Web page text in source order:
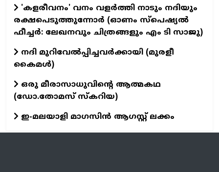
'കളരീവനം' വനം വളര്‍ത്തി നാടും നദിയും
രക്ഷപെടുത്തുന്നോര്‍ (ഓണം സ്പെഷ്യല്‍
ഫീച്ചര്‍: ലേഖനവും ചിത്രങ്ങളും എം ടി സാജു)
നദി മുറിവേൽപ്പിച്ചവർക്കായി (മുരളീ
കൈമൾ)
ഒരു മീരാസാധുവിന്റെ ആത്മകഥ
(ഡോ.തോമസ് സ്കറിയ)
ഇ-മലയാളി മാഗസിൻ ആഗസ്റ്റ് ലക്കം